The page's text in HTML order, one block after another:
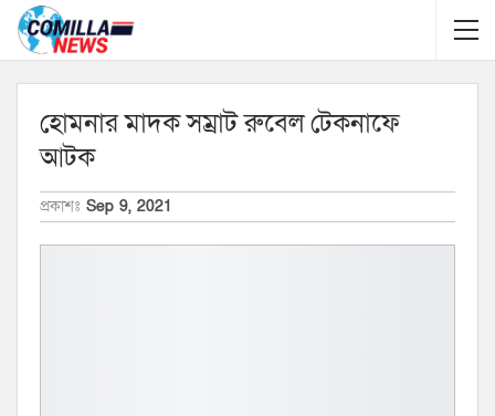
হোমনার মাদক সম্রাট রুবেল টেকনাফে
আটক
প্রকাশঃ Sep 9, 2021